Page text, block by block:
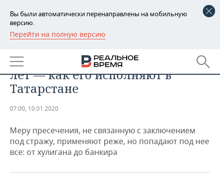
Вы были автоматически перенаправлены на мобильную
версию.
Перейти на полную версию
РЕГИОНЫ
БАШКОРТОСТАН
ТАТАРСТАН
НОВОСТИ
АНАЛИТИКА
ДЕКЛАРАЦИИ О ДОХОДАХ
КОРОЛИ ГОСЗАКАЗА ПФО
ВУЗЫ ТАТАРСТАНА
НОВОСТИ ЭКОНОМИКИ
ФИНАНСЫ
БАНКИ
ПРОМЫШЛЕННОСТЬ
НОВОСТИ
ПРОМЫШЛЕННОСТИ
НЕДВИЖИМОСТЬ
НОВОСТИ НЕДВИЖИМОСТИ
АВТО
Закону о домашнем аресте 10
лет — как его исполняют в
Татарстане
07:00, 10.01.2020
Меру пресечения, не связанную с заключением
под стражу, применяют реже, но попадают под нее
все: от хулигана до банкира